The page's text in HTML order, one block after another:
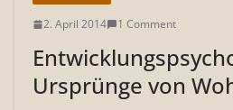
2. April 2014 1 Comment
Ursprünge von